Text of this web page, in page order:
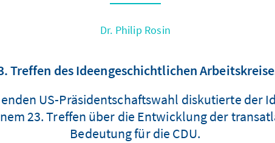
Dr. Philip Rosin
Treffen des Ideengeschichtlichen
US-Präsidentschaftswahl diskutierte der
23. Treffen über die Entwicklung der
Bedeutung für die CDU.